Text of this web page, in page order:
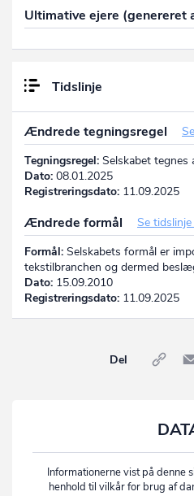
Ultimative ejere (genereret
Tidslinje
Ændrede tegningsregel
Tegningsregel: Selskabet
Dato: 08.01.2025
Registreringsdato: 11.09.2025
Ændrede formål
Se tidslinje
Formål: Selskabets formål er
tekstilbranchen og dermed
Dato: 15.09.2010
Registreringsdato: 11.09.2025
Del
Informationerne vist på denne
henhold til vilkår for brug af